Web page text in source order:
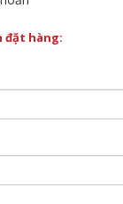
đặt hàng: